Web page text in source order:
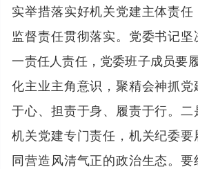
实举措落实好机关党建主体责任
监督责任贯彻落实。党委书记
一责任人责任，党委班子成员要
化主业主角意识，聚精会神抓
于心、担责于身、履责于行。
机关党建专门责任，机关纪委
同营造风清气正的政治生态。